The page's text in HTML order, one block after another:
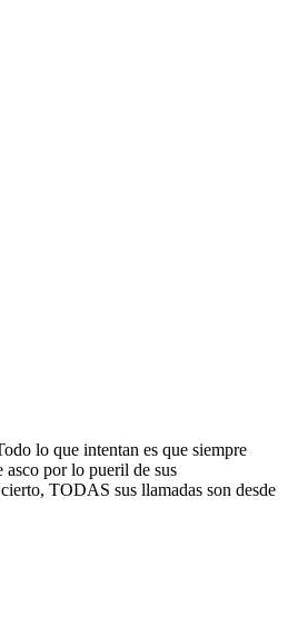
lo que intentan es que siempre
asco por lo pueril de sus
TODAS sus llamadas son desde